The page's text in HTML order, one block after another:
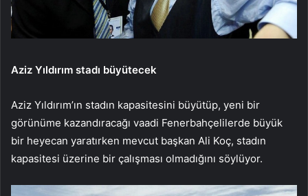
Aziz Yıldırım stadı büyütecek
Aziz Yıldırım’ın stadın kapasitesini büyütüp, yeni bir
görünüme kazandıracağı vaadi Fenerbahçelilerde büyük
bir heyecan yaratırken mevcut başkan Ali Koç, stadın
kapasitesi üzerine bir çalışması olmadığını söylüyor.